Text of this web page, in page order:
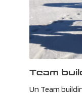
Team
Un Team